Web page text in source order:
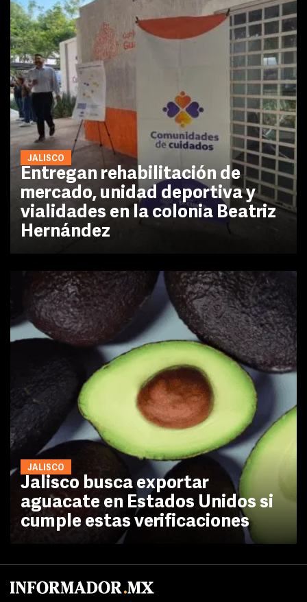
JALISCO
Entregan rehabilitación de
mercado, unidad deportiva y
vialidades en la colonia Beatriz
Hernández
JALISCO
Jalisco busca exportar
aguacate en Estados Unidos si
cumple estas verificaciones